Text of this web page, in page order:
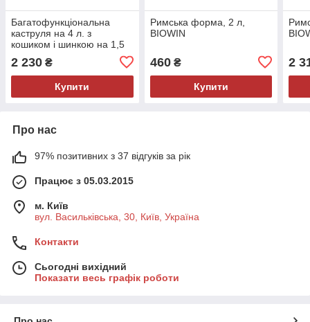
Багатофункціональна
каструля на 4 л. з
кошиком і шинкою на 1,5
2 230 ₴
Купити
Римська форма, 2 л,
BIOWIN
460₴
Купити
2
Про нас
97% позитивних з 37 відгуків за рік
Працює з 05.03.2015
м. Київ
вул. Васильківська, 30, Київ, Україна
Контакти
Сьогодні вихідний
Показати весь графік роботи